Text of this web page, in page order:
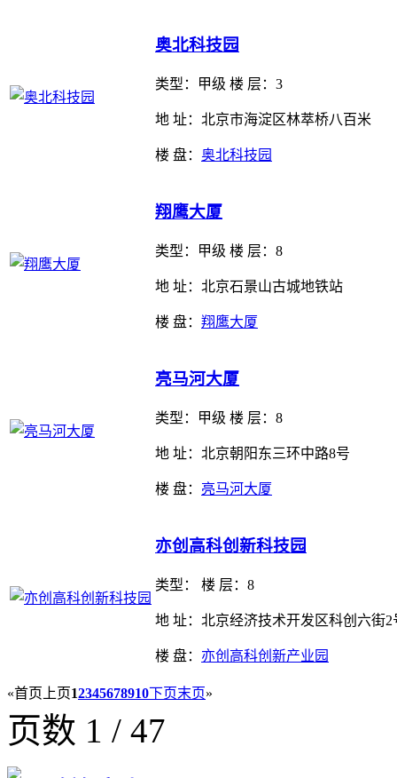
奥北科技园
类型： 甲级 楼 层：3
地 址：北京市海淀区林萃桥八百米
楼 盘： 奥北科技园
翔鹰大厦
类型： 甲级 楼 层：8
地 址：北京石景山古城地铁站
楼 盘： 翔鹰大厦
亮马河大厦
类型： 甲级 楼 层：8
地 址：北京朝阳东三环中路8号
楼 盘： 亮马河大厦
亦创高科创新科技园
类型： 楼 层：8
地 址：北京经济技术开发区科创六街2
楼 盘： 亦创高科创新产业园
«首页 上页12345678910下页末页»
页数 1 / 47